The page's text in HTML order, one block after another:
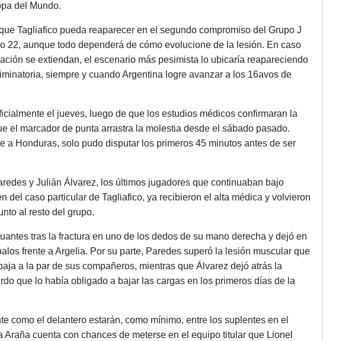
del Mundo.
Tagliafico pueda reaparecer en el segundo compromiso del Grupo J
22, aunque todo dependerá de cómo evolucione de la lesión. En caso
se extiendan, el escenario más pesimista lo ubicaría reapareciendo
siempre y cuando Argentina logre avanzar a los 16avos de
el jueves, luego de que los estudios médicos confirmaran la
el marcador de punta arrastra la molestia desde el sábado pasado.
a Honduras, solo pudo disputar los primeros 45 minutos antes de ser
y Julián Álvarez, los últimos jugadores que continuaban bajo
del caso particular de Tagliafico, ya recibieron el alta médica y volvieron
al resto del grupo.
tras la fractura en uno de los dedos de su mano derecha y dejó en
frente a Argelia. Por su parte, Paredes superó la lesión muscular que
a la par de sus compañeros, mientras que Álvarez dejó atrás la
que lo había obligado a bajar las cargas en los primeros días de la
como el delantero estarán, como mínimo, entre los suplentes en el
cuenta con chances de meterse en el equipo titular que Lionel